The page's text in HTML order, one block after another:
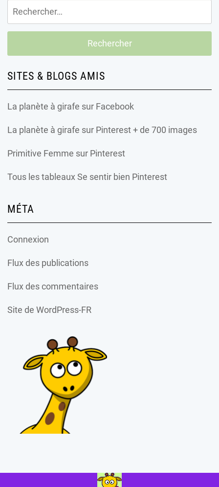
Rechercher :
SITES & BLOGS AMIS
La planète à girafe sur Facebook
La planète à girafe sur Pinterest + de 700 images
Primitive Femme sur Pinterest
Tous les tableaux Se sentir bien Pinterest
MÉTA
Connexion
Flux des publications
Flux des commentaires
Site de WordPress-FR